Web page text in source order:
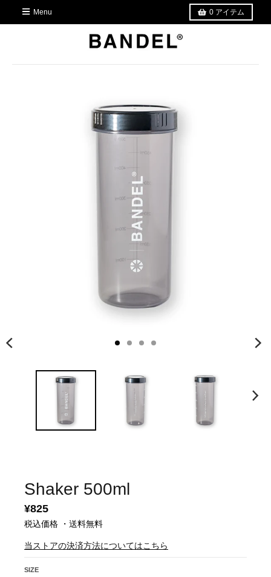
Menu 0 アイテム
Shaker 500ml
¥825
税込価格 ・送料無料
当ストアの決済方法についてはこちら
SIZE